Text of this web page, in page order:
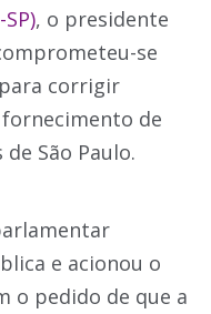
, o presidente
se
corrigir
de
São Paulo.
e acionou o
o pedido de que a